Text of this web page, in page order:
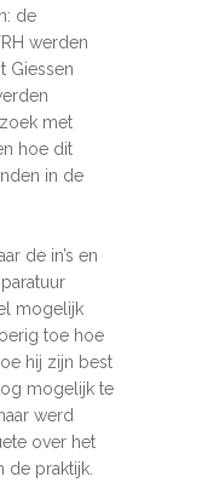
de
werden
Giessen
met
hoe dit
in de
de in’s en
mogelijk
toe hoe
hij zijn best
mogelijk te
werd
over het
de praktijk.